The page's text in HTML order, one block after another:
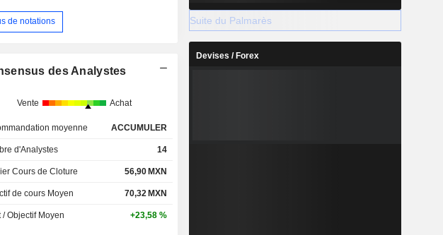
de notations
des Analystes
Vente Achat
moyenne ACCUMULER
d'Analystes 14
Cours de Cloture 56,90 MXN
de cours Moyen 70,32 MXN
/ Objectif Moyen +23,58 %
Suite du Palmarès
Devises / Forex